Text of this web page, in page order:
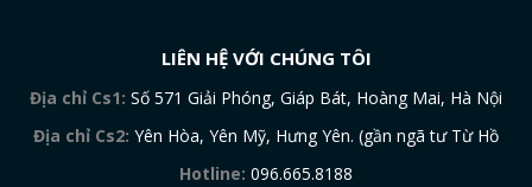
LIÊN HỆ VỚI CHÚNG TÔI
Địa chỉ Cs1: Số 571 Giải Phóng, Giáp Bát, Hoàng Mai, Hà Nội
Địa chỉ Cs2: Yên Hòa, Yên Mỹ, Hưng Yên. (gần ngã tư Từ Hồ
Hotline: 096.665.8188